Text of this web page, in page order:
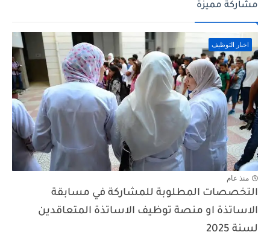
مشاركة مميزة
اخبار التوظيف
منذ عام
التخصصات المطلوبة للمشاركة في مسابقة
الاساتذة او منصة توظيف الاساتذة المتعاقدين
لسنة 2025